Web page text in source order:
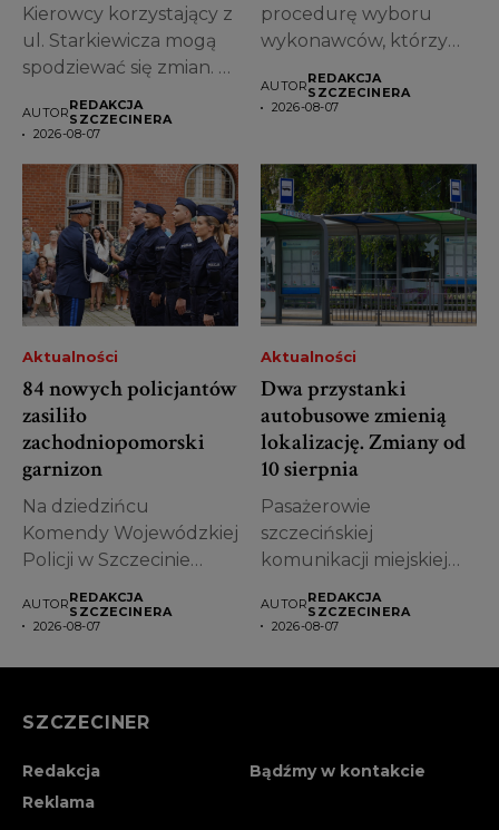
Kierowcy korzystający z
ul. Starkiewicza mogą
spodziewać się zmian. W
AUTORREDAKCJA
SZCZECINERA
2026-08-07
procedurę wyboru
wykonawców, którzy
modernizacją
AUTORREDAKCJA
SZCZECINERA
2026-08-07
Aktualności
84 nowych policjantów
zasiliło
zachodniopomorski
garnizon
Na dziedzińcu
Komendy Wojewódzkiej
Policji w Szczecinie
ślubowanie nowych...
AUTORREDAKCJA
SZCZECINERA
2026-08-07
Aktualności
Dwa przystanki
autobusowe zmienią
lokalizację. Zmiany od
10 sierpnia
Pasażerowie
szczecińskiej
komunikacji miejskiej
na kolejne zmiany. Od
AUTORREDAKCJA
SZCZECINERA
2026-08-07
SZCZECINER
Redakcja
Bądźmy w kontakcie
Reklama